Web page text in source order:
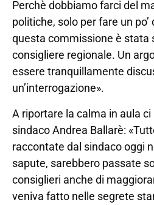
Perchè dobbiamo farci del
politiche, solo per fare un
questa commissione è stata
consigliere regionale. Un
essere tranquillamente
un’interrogazione».
A riportare la calma in aula ci
sindaco Andrea Ballarè:
raccontate dal sindaco oggi
sapute, sarebbero passate
consiglieri anche di
veniva fatto nelle segrete